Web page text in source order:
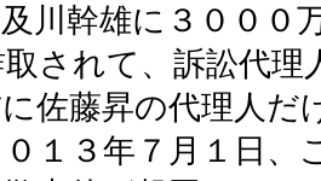
川幹雄に３０００
されて、訴訟代理
佐藤昇の代理人だ
１３年７月１日、